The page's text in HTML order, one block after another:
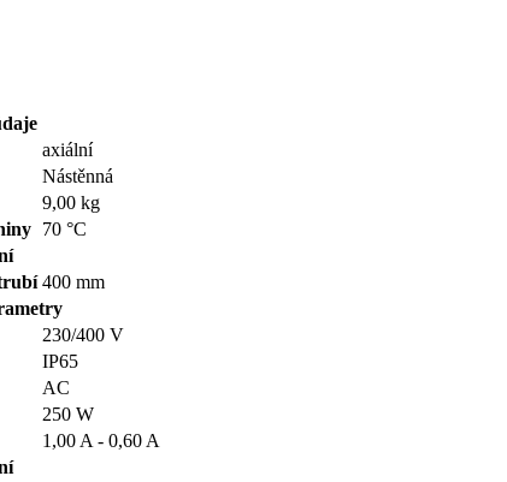
axiální
Nástěnná
9,00 kg
70 °C
400 mm
230/400 V
IP65
AC
250 W
1,00 A - 0,60 A